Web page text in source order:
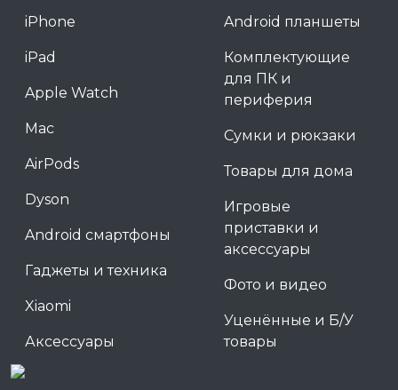
iPhone
iPad
Apple Watch
Mac
AirPods
Dyson
Android смартфоны
Гаджеты и техника
Xiaomi
Аксессуары
Android планшеты
Комплектующие
для ПК и
периферия
Сумки и рюкзаки
Товары для дома
Игровые
приставки и
аксессуары
Фото и видео
Уценённые и Б/У
товары